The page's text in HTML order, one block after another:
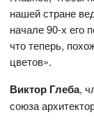
нашей стране
начале 90-х его
что теперь,
цветов».
Виктор Глеба,
союза